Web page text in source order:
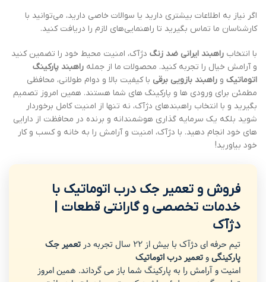
اگر نیاز به اطلاعات بیشتری دارید یا سوالات خاصی دارید، می‌توانید با
کارشناسان ما تماس بگیرید تا راهنمایی‌های لازم را دریافت کنید.
با انتخاب راهبند ایرانی ضد زنگ دژآک، امنیت محیط خود را تضمین کنید
و آرامش خیال را تجربه کنید. محصولات ما از جمله راهبند پارکینگ
اتوماتیک و راهبند بازویی برقی با کیفیت بالا و دوام طولانی، محافظی
مطمئن برای ورودی ها و پارکینگ های شما هستند. همین امروز تصمیم
بگیرید و با انتخاب راهبندهای دژآک، نه تنها از امنیت کامل برخوردار
شوید بلکه یک سرمایه گذاری هوشمندانه و برنده در محافظت از دارایی
های خود انجام دهید. با دژآک، امنیت و آرامش را به خانه و کسب و کار
خود بیاورید!
فروش و تعمیر جک درب اتوماتیک با
خدمات تخصصی و گارانتی قطعات |
دژآک
تیم حرفه ای دژآک با بیش از 22 سال تجربه در
تعمیر جک
پارکینگیو تعمیر درب اتوماتیک
امنیت و آرامش را به پارکینگ شما باز می گرداند. همین امروز